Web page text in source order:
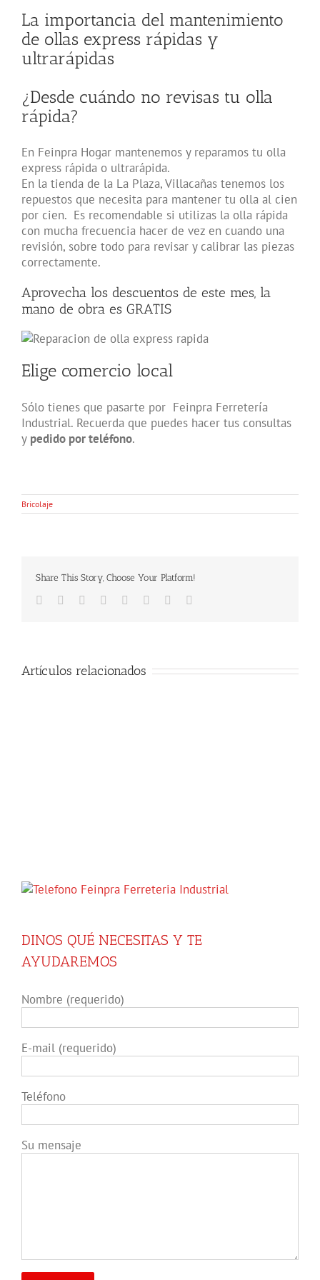
La importancia del mantenimiento
de ollas express rápidas y
ultrarápidas
¿Desde cuándo no revisas tu olla
rápida?
En Feinpra Hogar mantenemos y reparamos tu olla
express rápida o ultrarápida.
En la tienda de la La Plaza, Villacañas tenemos los
repuestos que necesita para mantener tu olla al cien
por cien. Es recomendable si utilizas la olla rápida
con mucha frecuencia hacer de vez en cuando una
revisión, sobre todo para revisar y calibrar las piezas
correctamente.
Aprovecha los descuentos de este mes, la
mano de obra es GRATIS
Elige comercio local
Sólo tienes que pasarte por Feinpra Ferretería
Industrial. Recuerda que puedes hacer tus consultas
y pedido por teléfono.
Bricolaje
Share This Story, Choose Your Platform!
Facebook
TwitterLinkedIn
Reddit TumblrPinterest
Artículos relacionados
DINOS QUÉ NECESITAS Y TE
AYUDAREMOS
Nombre (requerido)
E-mail (requerido)
Teléfono
Su mensaje